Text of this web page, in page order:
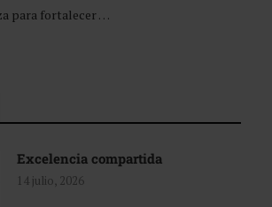
para fortalecer …
Excelencia compartida
14 julio, 2026